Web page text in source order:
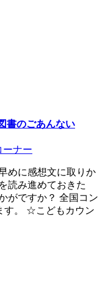
書のごあんない
ーナー
めに感想文に取りか
読み進めておきた
がですか？ 全国コン
す。 ☆こどもカウン